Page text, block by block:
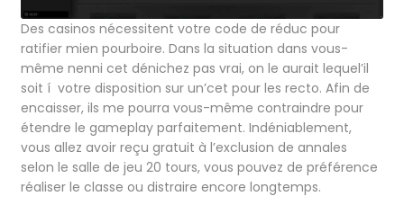
Des casinos nécessitent votre code de réduc pour
ratifier mien pourboire. Dans la situation dans vous-
même nenni cet dénichez pas vrai, on le aurait lequel’il
soit í votre disposition sur un’cet pour les recto. Afin de
encaisser, ils me pourra vous-même contraindre pour
étendre le gameplay parfaitement. Indéniablement,
vous allez avoir reçu gratuit à l’exclusion de annales
selon le salle de jeu 20 tours, vous pouvez de préférence
réaliser le classe ou distraire encore longtemps.